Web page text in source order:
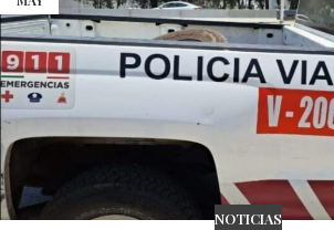
NOTICIAS